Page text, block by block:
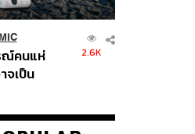
ณ์คนแห่
จเป็น
ยที่ถูกซุก
2.6K